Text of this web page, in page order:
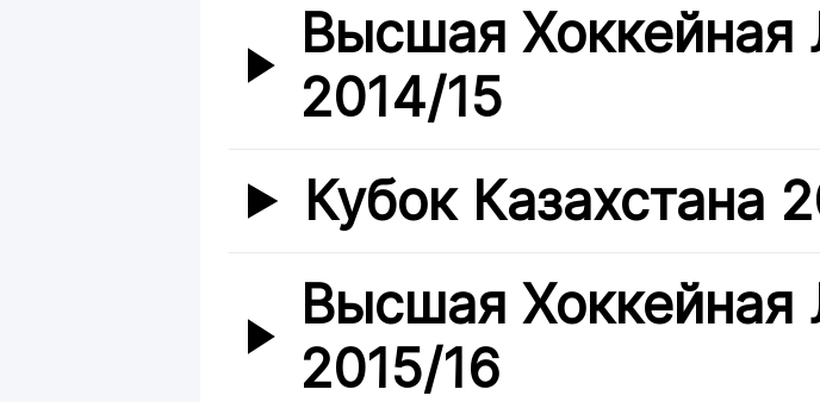
Высшая Хоккейная
2014/15
Кубок Казахстана
Высшая Хоккейная
2015/16